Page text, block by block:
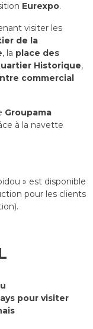
Eurexpo.
visiter les
de la
, la place des
Historique,
commercial
Groupama
à la navette
» est disponible
pour les clients
pour visiter